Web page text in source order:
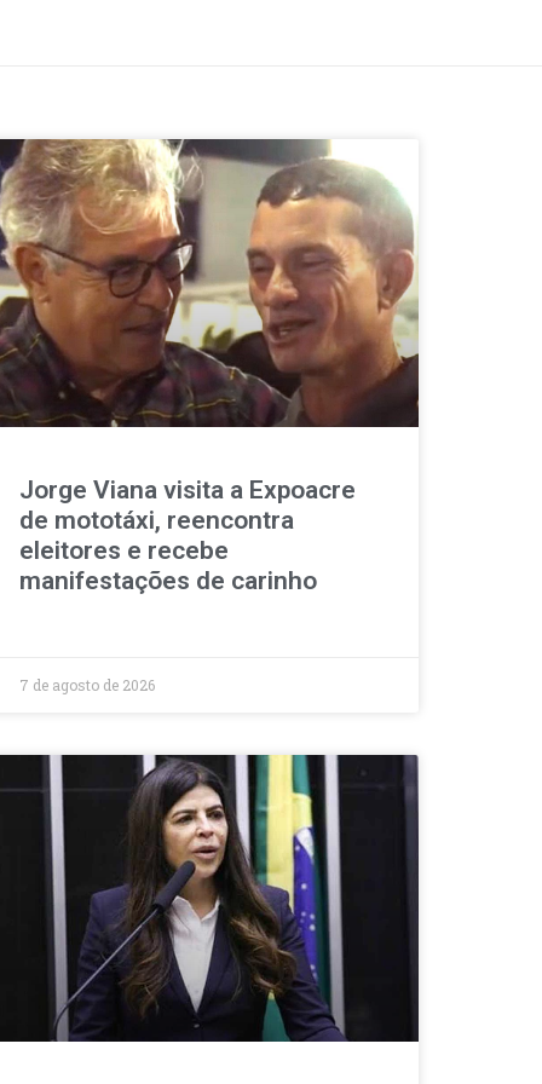
Jorge Viana visita a Expoacre
de mototáxi, reencontra
eleitores e recebe
manifestações de carinho
7 de agosto de 2026